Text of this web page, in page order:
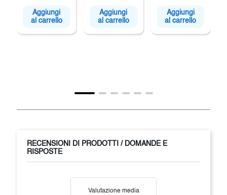
Aggiungi
al carrello
Aggiungi
al carrello
Aggiungi
al carrello
RECENSIONI DI PRODOTTI / DOMANDE E
RISPOSTE
Valutazione media